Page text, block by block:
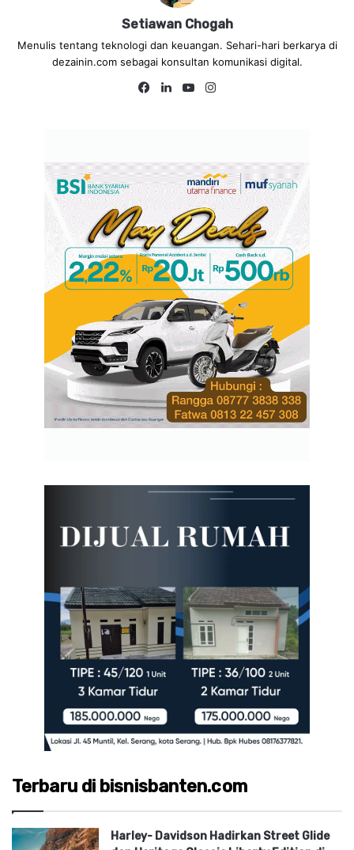
Setiawan Chogah
Menulis tentang teknologi dan keuangan. Sehari-hari berkarya di
dezainin.com sebagai konsultan komunikasi digital.
Fa
Lin
Yo
Terbaru di bisnisbanten.com
Harley- Davidson Hadirkan Street Glide